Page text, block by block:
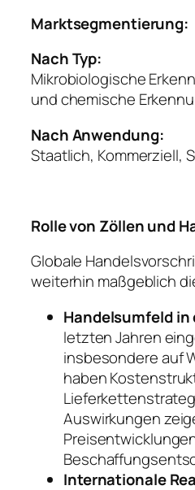
Marktsegmentierung:
Nach Typ:
Mikrobiologische
und chemische
Nach Anwendung:
Staatlich, Kommerziell,
Rolle von Zöllen und
Globale
weiterhin maßgeblich
Handelsumfeld in
letzten Jahren
insbesondere auf
haben
Auswirkungen
Internationale